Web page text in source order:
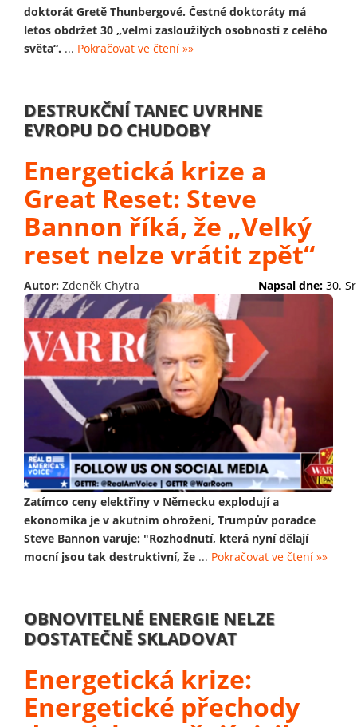
doktorát Gretě Thunbergové. Čestné doktoráty má
letos obdržet 30 „velmi zasloužilých osobností z celého
světa“. ... Pokračovat ve čtení »»
DESTRUKČNÍ TANEC UVRHNE
EVROPU DO CHUDOBY
Energetická krize a
Great Reset: Steve
Bannon říká, že „Velký
reset nelze vrátit zpět“
Autor: Zdeněk Chytra Napsal dne: 30.
Zatímco ceny elektřiny v Německu explodují a
ekonomika je v akutním ohrožení, Trumpův poradce
Steve Bannon varuje: "Rozhodnutí, která nyní dělají
mocní jsou tak destruktivní, že ... Pokračovat ve čtení »»
OBNOVITELNÉ ENERGIE NELZE
DOSTATEČNĚ SKLADOVAT
Energetická krize:
Energetické přechody